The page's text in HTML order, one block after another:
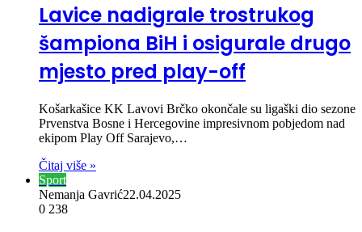
Lavice nadigrale trostrukog
šampiona BiH i osigurale drugo
mjesto pred play-off
Košarkašice KK Lavovi Brčko okončale su ligaški dio sezone
Prvenstva Bosne i Hercegovine impresivnom pobjedom nad
ekipom Play Off Sarajevo,…
Čitaj više »
Sport
Nemanja Gavrić22.04.2025
0 238